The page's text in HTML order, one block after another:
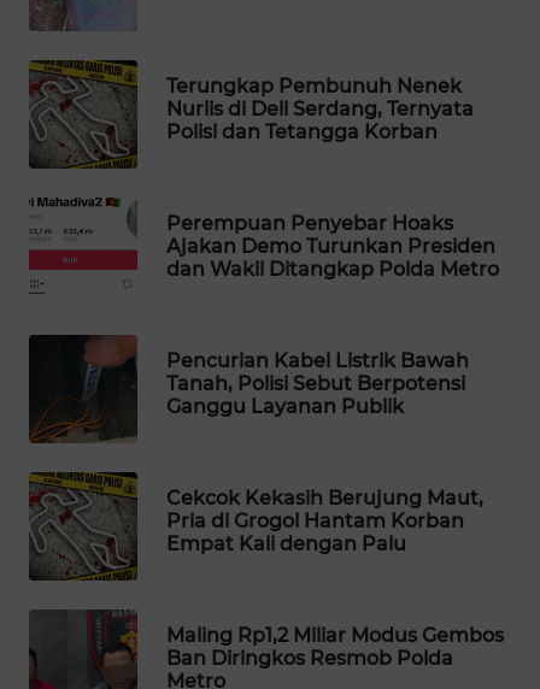
Terungkap Pembunuh Nenek
Nurlis di Deli Serdang, Ternyata
Polisi dan Tetangga Korban
Perempuan Penyebar Hoaks
Ajakan Demo Turunkan Presiden
dan Wakil Ditangkap Polda Metro
Pencurian Kabel Listrik Bawah
Tanah, Polisi Sebut Berpotensi
Ganggu Layanan Publik
Cekcok Kekasih Berujung Maut,
Pria di Grogol Hantam Korban
Empat Kali dengan Palu
Maling Rp1,2 Miliar Modus Gembos
Ban Diringkos Resmob Polda
Metro
Wahana
Media
WAHANA
NEWS
WAHANA
WAHANA
INFRASTRUKTUR
KONSUMEN
WAHANA
LISTRIK
WAHANA
TRAVEL